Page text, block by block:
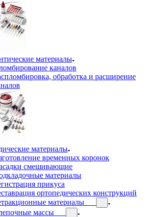
материалы
каналов
обработка и расширение
материалы
временных коронок
смешивающие
материалы
прикуса
ортопедических конструкций
материалы
массы